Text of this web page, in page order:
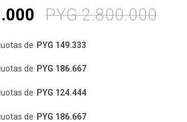
PYG 2.800.000
de PYG 149.333
de PYG 186.667
de PYG 124.444
de PYG 186.667